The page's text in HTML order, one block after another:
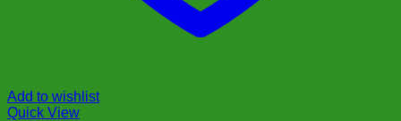
Add to wishlist
Quick View